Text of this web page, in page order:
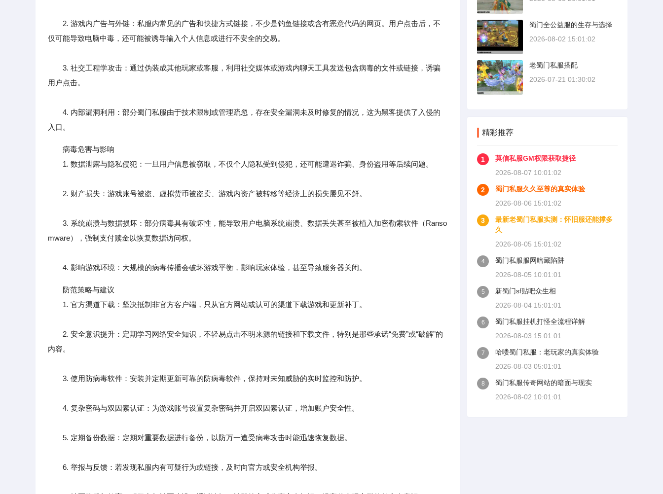
2. 游戏内广告与外链：私服内常见的广告和快捷方式链接，不少是钓鱼链接或含有恶意代码的网页。用户点击后，不
仅可能导致电脑中毒，还可能被诱导输入个人信息或进行不安全的交易。
3. 社交工程学攻击：通过伪装成其他玩家或客服，利用社交媒体或游戏内聊天工具发送包含病毒的文件或链接，诱骗
用户点击。
4. 内部漏洞利用：部分蜀门私服由于技术限制或管理疏忽，存在安全漏洞未及时修复的情况，这为黑客提供了入侵的
入口。
病毒危害与影响
1. 数据泄露与隐私侵犯：一旦用户信息被窃取，不仅个人隐私受到侵犯，还可能遭遇诈骗、身份盗用等后续问题。
2. 财产损失：游戏账号被盗、虚拟货币被盗卖、游戏内资产被转移等经济上的损失屡见不鲜。
3. 系统崩溃与数据损坏：部分病毒具有破坏性，能导致用户电脑系统崩溃、数据丢失甚至被植入加密勒索软件（Ranso
mware），强制支付赎金以恢复数据访问权。
4. 影响游戏环境：大规模的病毒传播会破坏游戏平衡，影响玩家体验，甚至导致服务器关闭。
防范策略与建议
1. 官方渠道下载：坚决抵制非官方客户端，只从官方网站或认可的渠道下载游戏和更新补丁。
2. 安全意识提升：定期学习网络安全知识，不轻易点击不明来源的链接和下载文件，特别是那些承诺“免费”或“破解”的
内容。
3. 使用防病毒软件：安装并定期更新可靠的防病毒软件，保持对未知威胁的实时监控和防护。
4. 复杂密码与双因素认证：为游戏账号设置复杂密码并开启双因素认证，增加账户安全性。
5. 定期备份数据：定期对重要数据进行备份，以防万一遭受病毒攻击时能迅速恢复数据。
6. 举报与反馈：若发现私服内有可疑行为或链接，及时向官方或安全机构举报。
蜀门全公益服的生存与选择
2026-08-02 15:01:02
老蜀门私服搭配
2026-07-21 01:30:02
精彩推荐
1
莫信私服GM权限获取捷径
2026-08-07 10:01:02
2
蜀门私服久久至尊的真实体验
2026-08-06 15:01:02
3
最新老蜀门私服实测：怀旧服还能撑多
久
2026-08-05 15:01:02
4
蜀门私服服网暗藏陷阱
2026-08-05 10:01:01
5
新蜀门sf贴吧众生相
2026-08-04 15:01:01
6
蜀门私服挂机打怪全流程详解
2026-08-03 15:01:01
7
哈喽蜀门私服：老玩家的真实体验
2026-08-03 05:01:01
8
蜀门私服传奇网站的暗面与现实
2026-08-02 10:01:01